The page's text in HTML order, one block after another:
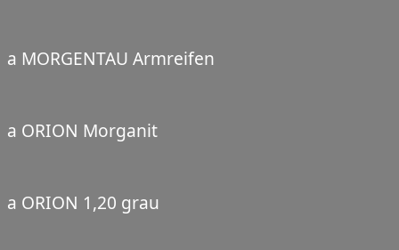
a MORGENTAU Armreifen
a ORION Morganit
a ORION 1,20 grau